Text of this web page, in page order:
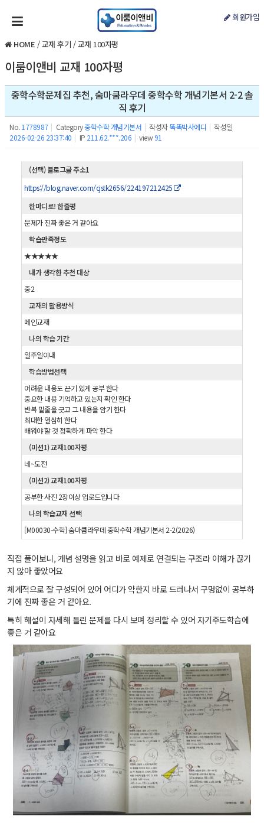
회원가입
HOME /교재 후기 /교재 100자평
이룸이앤비 교재 100자평
중학수학문제집 추천, 숨마쿰라우데 중학수학 개념기본서 2-2 솔
직 후기
No. 1778987 | Category중학수학 개념기본서 | 작성자 똑똑박사에디 | 작성일
2026-02-26 23:37:40 | IP 211.62.***.206 | view 91
(선택) 블로그글 주소1
https://blog.naver.com/cjstk2656/224197212425
한마디로! 한줄평
문제가 진짜 좋은 거 같아요
학습만족정도
★★★★★
내가 생각한 추천 대상
중2
교재의 활용방식
메인교재
나의 학습 기간
일주일이내
학습방법선택
어려운 내용도 끈기 있게 공부 한다
중요한 내용 기억하고 있는지 확인 한다
반복 밑줄을 긋고 그 내용을 암기 한다
최대한 열심히 한다
배워야 할 것 정확하게 파악 한다
(미션1) 교재100자평
네~도전
(미션2) 교재100자평
공부한 사진 2장이상 업로드입니다
나의 학습교재 선택
[M00030-수학] 숨마쿰라우데 중학수학 개념기본서 2-2(2026)
직접 풀어보니, 개념 설명을 읽고 바로 예제로 연결되는 구조라 이해가 끊기
지 않아 좋았어요
체계적으로 잘 구성되어 있어 어디가 약한지 바로 드러나서 구멍없이 공부하
기에 진짜 좋은 거 같아요.
특히 해설이 자세해 틀린 문제를 다시 보며 정리할 수 있어 자기주도학습에
좋은 거 같아요